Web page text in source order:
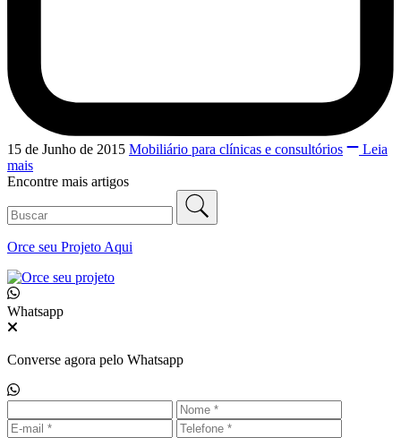
15 de Junho de 2015 Mobiliário para clínicas e consultórios
Leia
mais
Encontre mais artigos
Orce seu Projeto Aqui
Whatsapp
Converse agora pelo Whatsapp